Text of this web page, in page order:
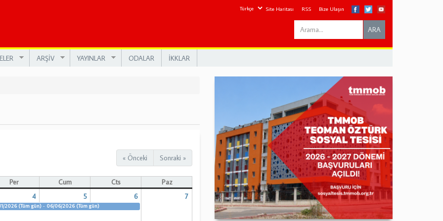
Site Haritası RSS Bize Ulaşın
Search
this
ARA
ARŞİV YAYINLAR ODALAR İKKLAR
« Önceki Sonraki »
Per Cum Cts
Paz
4 5 6 7
2026 (Tüm gün) - 06/06/2026 (Tüm gün)